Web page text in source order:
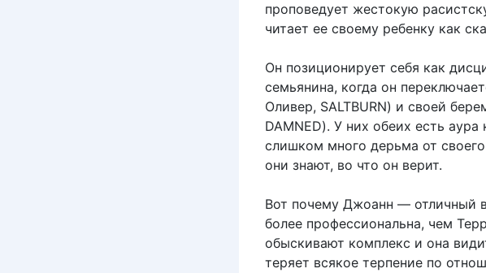
проповедует жестокую
читает ее своему ребенку как
Он позиционирует себя как
семьянина, когда он
Оливер, SALTBURN) и своей
DAMNED). У них обеих есть
слишком много дерьма от
они знают, во что он верит.
Вот почему Джоанн — отличный
более профессиональна, чем
обыскивают комплекс и она
теряет всякое терпение по